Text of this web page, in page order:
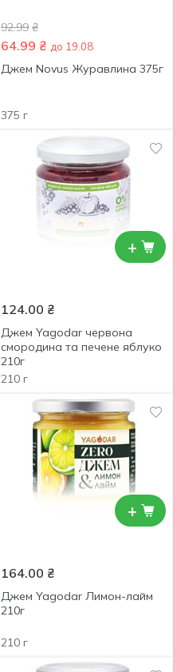
92.99 ₴
64.99 ₴ до 19.08
Джем Novus Журавлина 375г
375 г
+
124.00 ₴
Джем Yagodar червона
смородина та печене яблуко
210г
210 г
+
164.00 ₴
Джем Yagodar Лимон-лайм
210г
210 г